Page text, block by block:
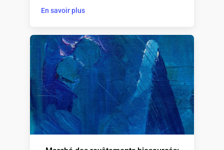
En savoir plus